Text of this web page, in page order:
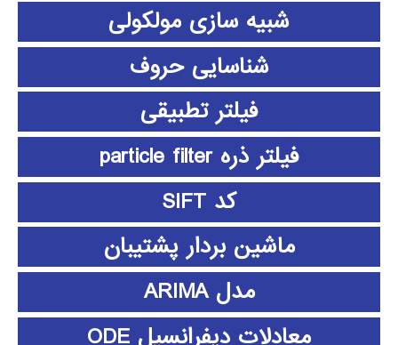
شبیه سازی مولکولی
شناسایی حروف
فیلتر تطبیقی
فیلتر ذره particle filter
کد SIFT
ماشین بردار پشتیبان
مدل ARIMA
معادلات دیفرانسیل ODE